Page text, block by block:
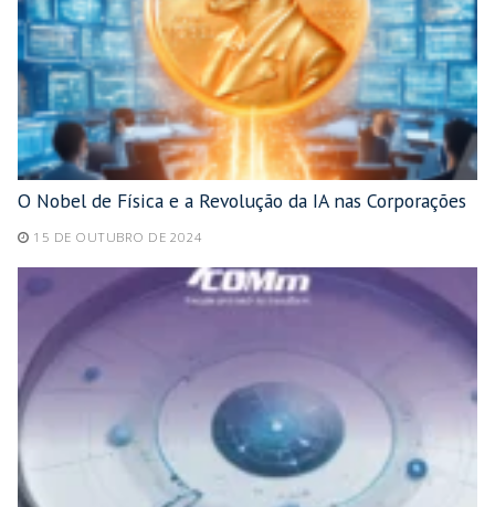
O Nobel de Física e a Revolução da IA nas Corporações
15 DE OUTUBRO DE 2024